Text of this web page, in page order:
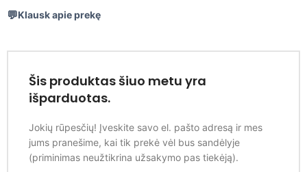
Klausk apie prekę
Šis produktas šiuo metu yra
išparduotas.
Jokių rūpesčių! Įveskite savo el. pašto adresą ir mes
jums pranešime, kai tik prekė vėl bus sandėlyje
(priminimas neužtikrina užsakymo pas tiekėją).